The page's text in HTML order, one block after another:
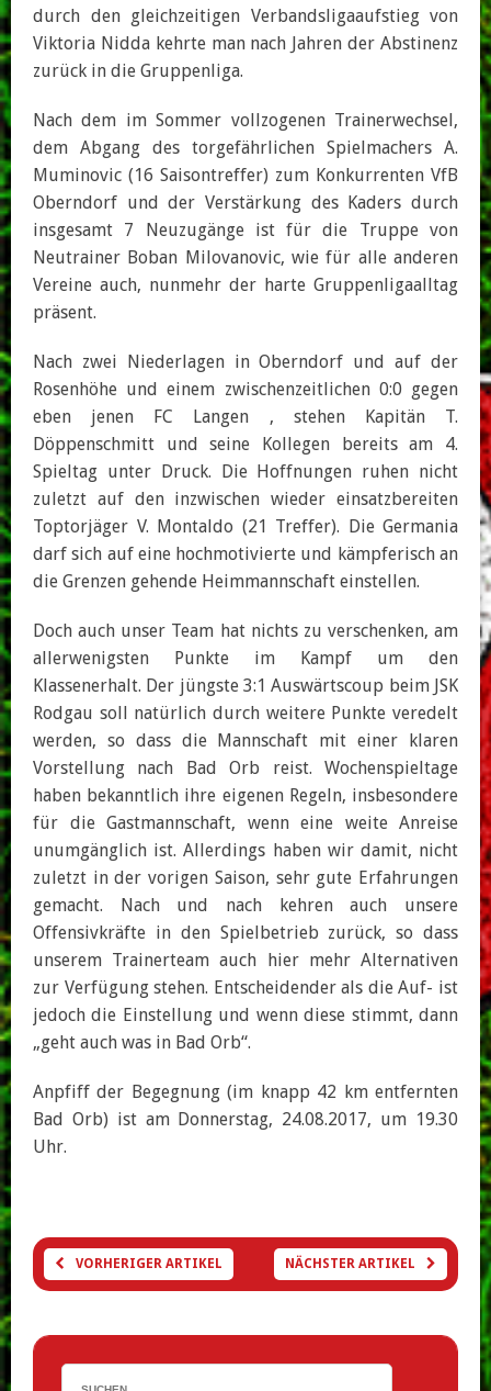
durch den gleichzeitigen Verbandsligaaufstieg von
Viktoria Nidda kehrte man nach Jahren der Abstinenz
zurück in die Gruppenliga.
Nach dem im Sommer vollzogenen Trainerwechsel,
dem Abgang des torgefährlichen Spielmachers A.
Muminovic (16 Saisontreffer) zum Konkurrenten VfB
Oberndorf und der Verstärkung des Kaders durch
insgesamt 7 Neuzugänge ist für die Truppe von
Neutrainer Boban Milovanovic, wie für alle anderen
Vereine auch, nunmehr der harte Gruppenligaalltag
präsent.
Nach zwei Niederlagen in Oberndorf und auf der
Rosenhöhe und einem zwischenzeitlichen 0:0 gegen
eben jenen FC Langen , stehen Kapitän T.
Döppenschmitt und seine Kollegen bereits am 4.
Spieltag unter Druck. Die Hoffnungen ruhen nicht
zuletzt auf den inzwischen wieder einsatzbereiten
Toptorjäger V. Montaldo (21 Treffer). Die Germania
darf sich auf eine hochmotivierte und kämpferisch an
die Grenzen gehende Heimmannschaft einstellen.
Doch auch unser Team hat nichts zu verschenken, am
allerwenigsten Punkte im Kampf um den
Klassenerhalt. Der jüngste 3:1 Auswärtscoup beim JSK
Rodgau soll natürlich durch weitere Punkte veredelt
werden, so dass die Mannschaft mit einer klaren
Vorstellung nach Bad Orb reist. Wochenspieltage
haben bekanntlich ihre eigenen Regeln, insbesondere
für die Gastmannschaft, wenn eine weite Anreise
unumgänglich ist. Allerdings haben wir damit, nicht
zuletzt in der vorigen Saison, sehr gute Erfahrungen
gemacht. Nach und nach kehren auch unsere
Offensivkräfte in den Spielbetrieb zurück, so dass
unserem Trainerteam auch hier mehr Alternativen
zur Verfügung stehen. Entscheidender als die Auf- ist
jedoch die Einstellung und wenn diese stimmt, dann
„geht auch was in Bad Orb“.
Anpfiff der Begegnung (im knapp 42 km entfernten
Bad Orb) ist am Donnerstag, 24.08.2017, um 19.30
Uhr.
VORHERIGER ARTIKEL NÄCHSTER ARTIKEL